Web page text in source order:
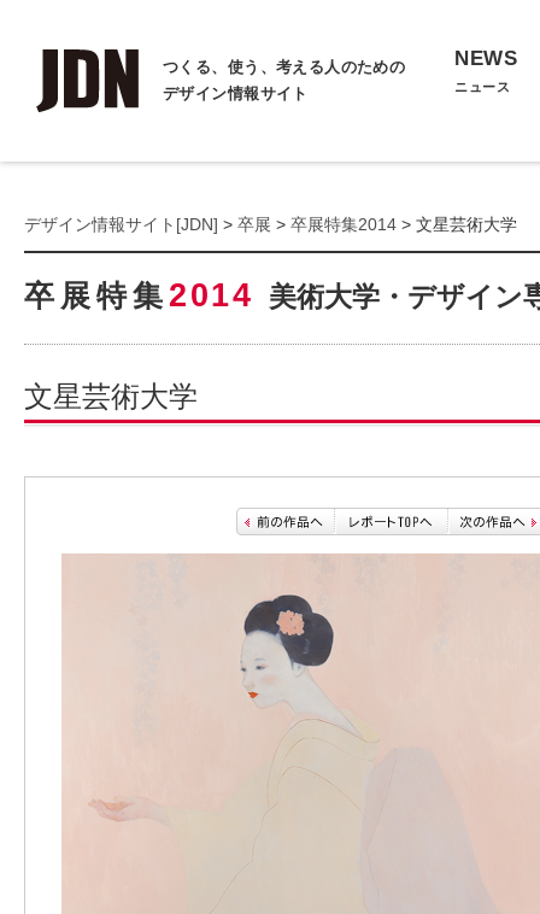
つくる、使う、考える人のための
デザイン情報サイト
NEWS
ニュース
デザイン情報サイト[JDN] > 卒展 > 卒展特集2014 > 文星芸術大学
卒展特集 2014 美術大学・デザイン
文星芸術大学